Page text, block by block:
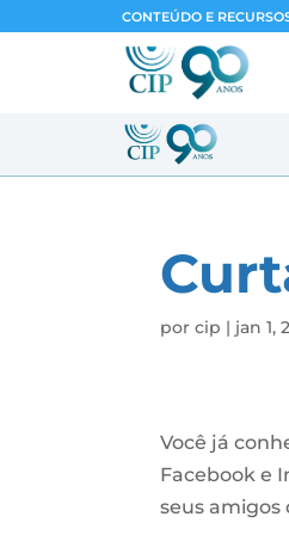
CONTEÚDO E
porcip | jan 1,
Você já
Facebook e
seus amigos